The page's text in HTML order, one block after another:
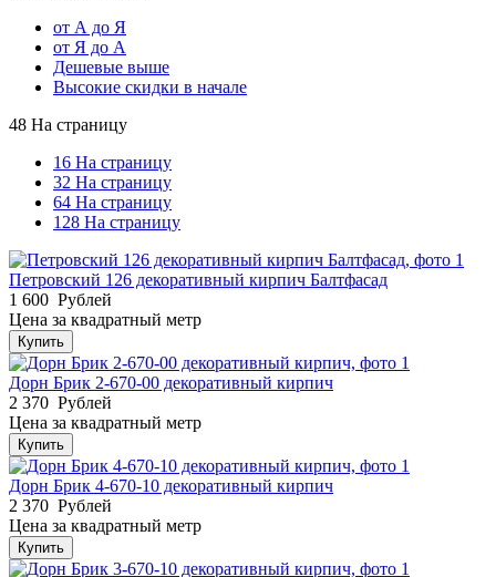
от А до Я
от Я до А
Дешевые выше
Высокие скидки в начале
48 На страницу
16 На страницу
32 На страницу
64 На страницу
128 На страницу
Петровский 126 декоративный кирпич Балтфасад
1 600 Рублей
Цена за квадратный метр
Купить
Дорн Брик 2-670-00 декоративный кирпич
2 370 Рублей
Цена за квадратный метр
Купить
Дорн Брик 4-670-10 декоративный кирпич
2 370 Рублей
Цена за квадратный метр
Купить